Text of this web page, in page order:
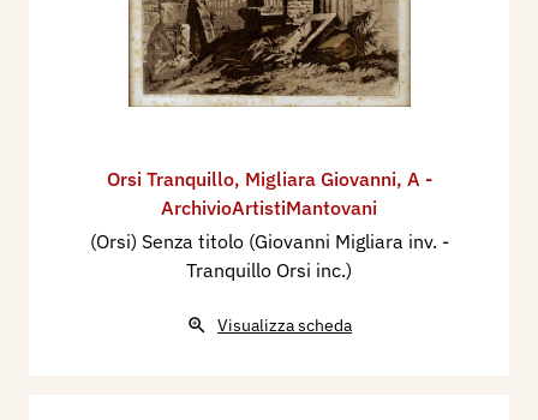
Orsi Tranquillo, Migliara Giovanni, A -
ArchivioArtistiMantovani
(Orsi) Senza titolo (Giovanni Migliara inv. -
Tranquillo Orsi inc.)
Visualizza scheda